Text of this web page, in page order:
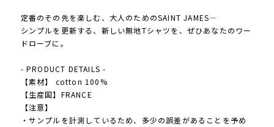
定番のその先を楽しむ、大人のためのSAINT JAMES―
シンプルを更新する、新しい無地Tシャツを、ぜひあなたのワー
ドローブに。
- PRODUCT DETAILS -
【素材】 cotton 100%
【生産国】FRANCE
【注意】
・サンプルを計測しているため、多少の誤差があることを予め